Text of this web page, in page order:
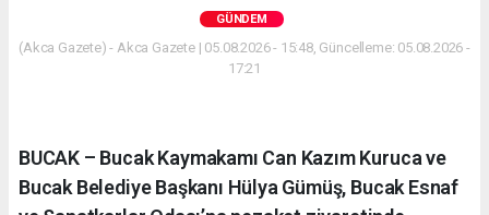
GÜNDEM
(Akca Gazete) - Akca Gazete | 05.08.2026 - 15:48, Güncelleme: 05.08.2026 -
17:21
BUCAK – Bucak Kaymakamı Can Kazım Kuruca ve
Bucak Belediye Başkanı Hülya Gümüş, Bucak Esnaf